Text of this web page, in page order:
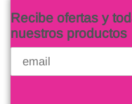
Recibe ofertas y
nuestros productos